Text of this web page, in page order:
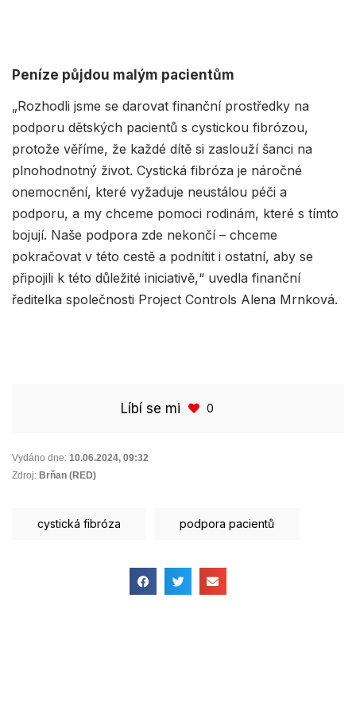
Peníze půjdou malým pacientům
„Rozhodli jsme se darovat finanční prostředky na
podporu dětských pacientů s cystickou fibrózou,
protože věříme, že každé dítě si zaslouží šanci na
plnohodnotný život. Cystická fibróza je náročné
onemocnění, které vyžaduje neustálou péči a
podporu, a my chceme pomoci rodinám, které s tímto
bojují. Naše podpora zde nekončí – chceme
pokračovat v této cestě a podnítit i ostatní, aby se
připojili k této důležité iniciativě,“ uvedla finanční
ředitelka společnosti Project Controls Alena Mrnková.
Líbí se mi 0
Vydáno dne: 10.06.2024, 09:32
Zdroj: Brňan (RED)
cystická fibróza podpora pacientů